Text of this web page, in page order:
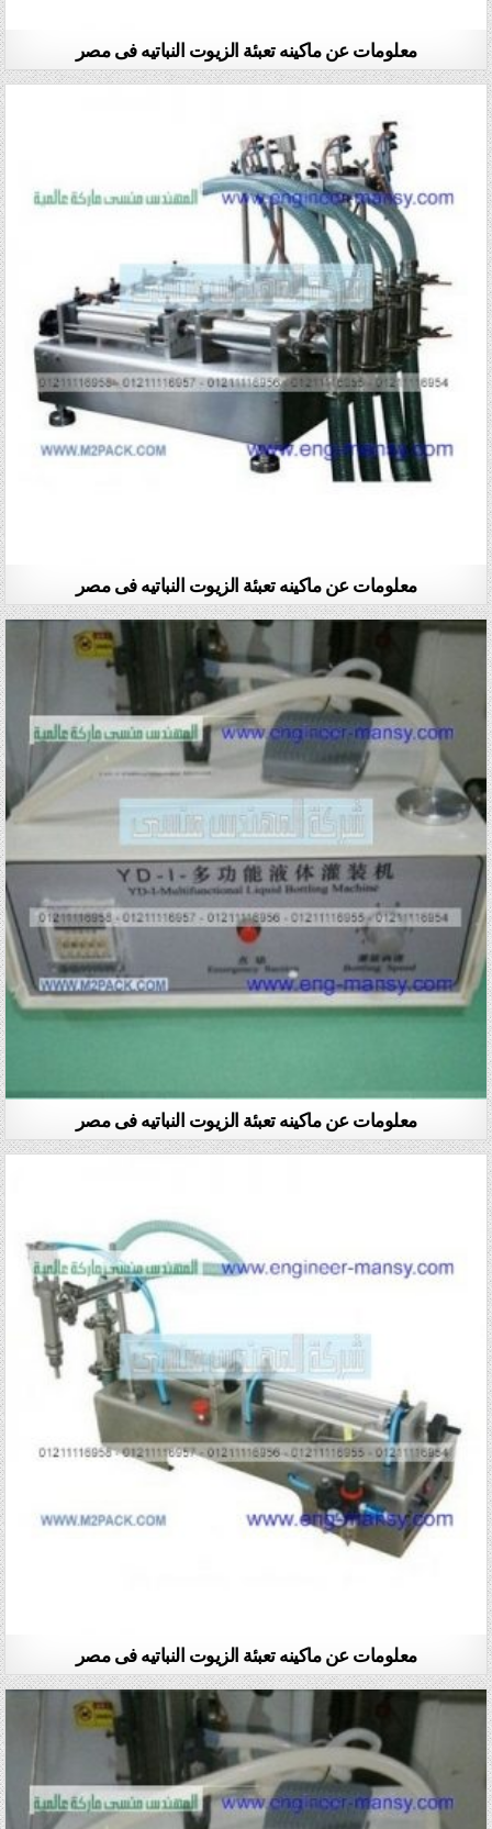
معلومات عن ماكينه تعبئة الزيوت النباتيه فى مصر
معلومات عن ماكينه تعبئة الزيوت النباتيه فى مصر
معلومات عن ماكينه تعبئة الزيوت النباتيه فى مصر
معلومات عن ماكينه تعبئة الزيوت النباتيه فى مصر